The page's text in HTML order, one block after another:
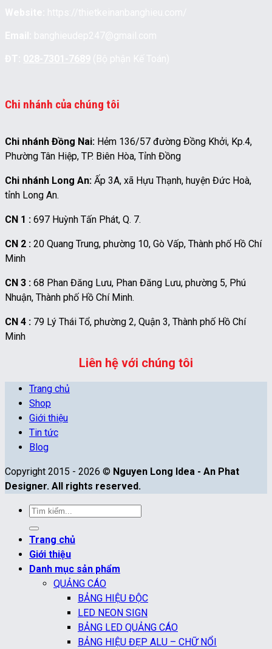
Chi nhánh của chúng tôi
Chi nhánh Đồng Nai: Hẻm 136/57 đường Đồng Khởi, Kp.4,
Phường Tân Hiệp, TP. Biên Hòa, Tỉnh Đồng
Chi nhánh Long An: Ấp 3A, xã Hựu Thạnh, huyện Đức Hoà,
tỉnh Long An.
CN 1 : 697 Huỳnh Tấn Phát, Q. 7.
CN 2 : 20 Quang Trung, phường 10, Gò Vấp, Thành phố Hồ Chí
Minh
CN 3 : 68 Phan Đăng Lưu, Phan Đăng Lưu, phường 5, Phú
Nhuận, Thành phố Hồ Chí Minh.
CN 4 : 79 Lý Thái Tổ, phường 2, Quận 3, Thành phố Hồ Chí
Minh
Liên hệ với chúng tôi
Trang chủ
Shop
Giới thiệu
Tin tức
Blog
Copyright 2015 - 2026 © Nguyen Long Idea - An Phat
Designer. All rights reserved.
Tìm
kiếm:
Trang chủ
Giới thiệu
Danh mục sản phẩm
QUẢNG CÁO
BẢNG HIỆU ĐỘC
LED NEON SIGN
BẢNG LED QUẢNG CÁO
BẢNG HIỆU ĐẸP ALU – CHỮ NỔI